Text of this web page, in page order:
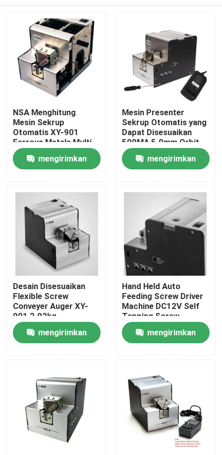
Rumah
Tentang kami
Tur Pabrik
Kontrol kualitas
Hubungi kami
Dispenser Pita Listrik
Dispenser Pita Putar
NSA Menghitung
Mesin Sekrup
Otomatis XY-901
Ferrous Metals Multi
Engineering
mengirimkan
Mesin Presenter
Sekrup Otomatis yang
Dapat Disesuaikan
500MA 5.0mm Orbit
Akurat
mengirimkan
Desain Disesuaikan
Flexible Screw
Conveyer Auger XY-
901 2.92kg
mengirimkan
Hand Held Auto
Feeding Screw Driver
Machine DC12V Self
Tapping Screw
mengirimkan